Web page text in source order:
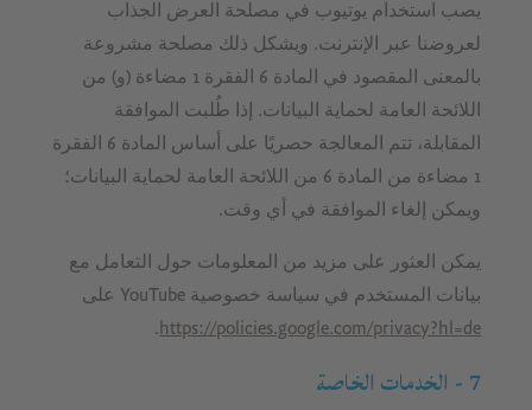
يصب استخدام يوتيوب في مصلحة العرض الجذاب
لعروضنا عبر الإنترنت. ويشكل ذلك مصلحة مشروعة
بالمعنى المقصود في المادة 6 الفقرة 1 مضاءة (و) من
اللائحة العامة لحماية البيانات. إذا طُلبت الموافقة
المقابلة، تتم المعالجة حصريًا على أساس المادة 6 الفقرة
1 مضاءة من المادة 6 من اللائحة العامة لحماية البيانات؛
ويمكن إلغاء الموافقة في أي وقت.
يمكن العثور على مزيد من المعلومات حول التعامل مع
بيانات المستخدم في سياسة خصوصية YouTube على
https://policies.google.com/privacy?hl=de
.
7 - الخدمات الخاصة